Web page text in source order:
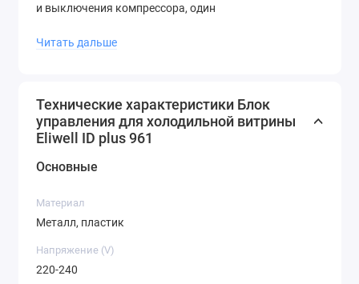
и выключения компрессора, один
использовать как цифровой вход или как датчик
Питание 220В/50Гц, применяемый температурный
датчик NTC или PTC. Поставляется с датчиком NTC в
комплекте.
Читать дальше
Технические характеристики Блок
управления для холодильной витрины
Eliwell ID plus 961
Основные
Материал
Металл, пластик
Напряжение (V)
220-240